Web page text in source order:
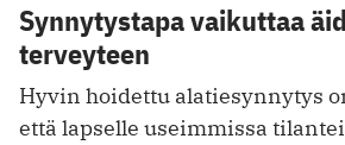
Synnytystapa vaikuttaa
terveyteen
Hyvin hoidettu alatiesynnytys
että lapselle useimmissa